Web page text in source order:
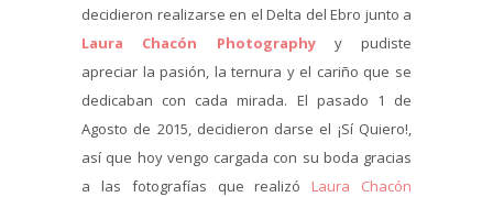
decidieron realizarse en el Delta del Ebro junto a
Laura Chacón Photography
y pudiste
apreciar la pasión, la ternura y el cariño que se
dedicaban con cada mirada. El pasado 1 de
Agosto de 2015, decidieron darse el ¡Sí Quiero!,
así que hoy vengo cargada con su boda gracias
a las fotografías que realizó Laura Chacón